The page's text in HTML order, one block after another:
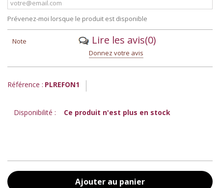
Prévenez-moi lorsque le produit est disponible
Note Lire les avis(0)
Donnez votre avis
Référence : PLREFON1
Disponibilité : Ce produit n'est plus en stock
Ajouter au panier